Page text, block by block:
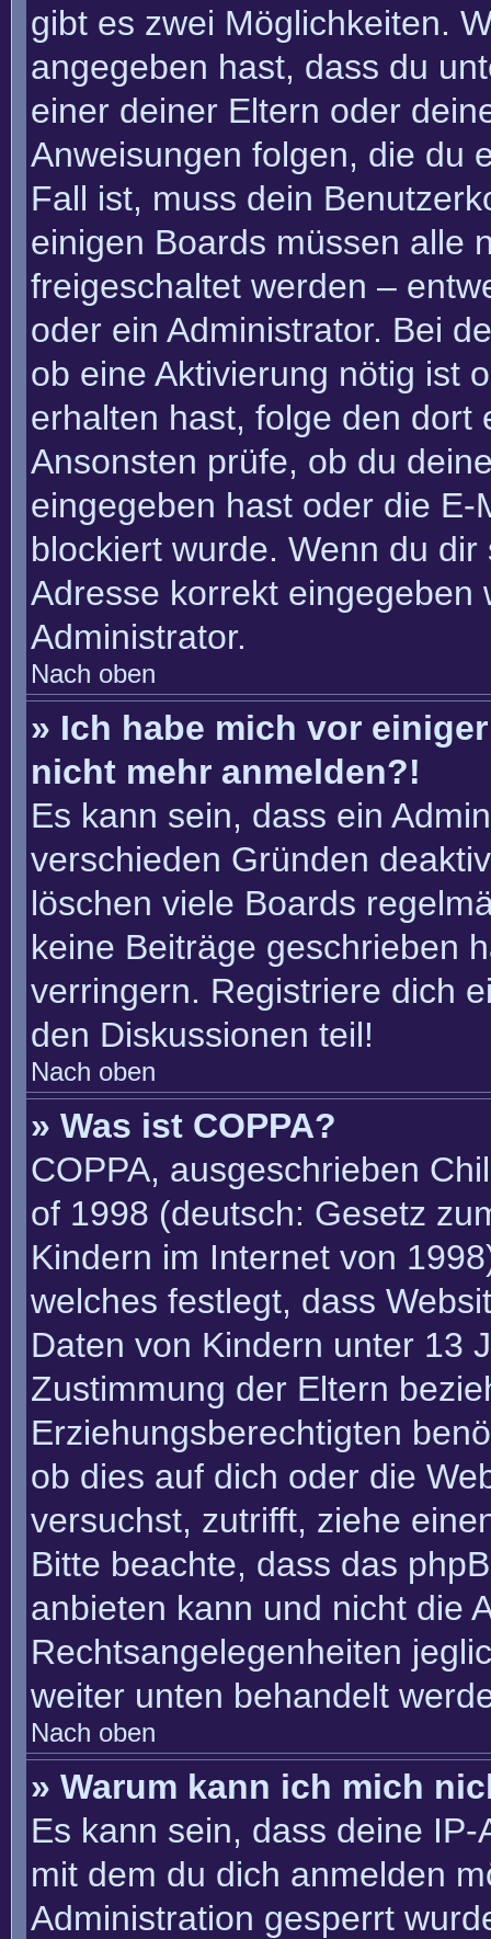
gibt es zwei Möglichkeiten.
angegeben hast, dass du
einer deiner Eltern oder
Anweisungen folgen, die du
Fall ist, muss dein
einigen Boards müssen alle
freigeschaltet werden –
oder ein Administrator. Bei
ob eine Aktivierung nötig ist
erhalten hast, folge den dort
Ansonsten prüfe, ob du
eingegeben hast oder die
blockiert wurde. Wenn du
Adresse korrekt
Administrator.
Nach oben
» Ich habe mich vor
nicht mehr anmelden?!
Es kann sein, dass ein
verschieden Gründen
löschen viele Boards
keine Beiträge geschrieben
verringern. Registriere dich
den Diskussionen teil!
Nach oben
» Was ist COPPA?
COPPA, ausgeschrieben
of 1998 (deutsch: Gesetz
Kindern im Internet von
welches festlegt, dass
Daten von Kindern unter 13
Zustimmung der Eltern
Erziehungsberechtigten
ob dies auf dich oder die
versuchst, zutrifft, ziehe
Bitte beachte, dass das
anbieten kann und nicht die
Rechtsangelegenheiten
weiter unten behandelt
Nach oben
» Warum kann ich mich
Es kann sein, dass deine
mit dem du dich anmelden
Administration gesperrt